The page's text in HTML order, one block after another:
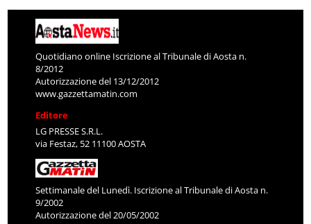
Quotidiano online Iscrizione al Tribunale di Aosta n.
8/2012
Autorizzazione del 13/12/2012
www.gazzettamatin.com
Editore
LG PRESSE S.R.L.
via Festaz, 52 11100 AOSTA
Settimanale del Lunedì. Iscrizione al Tribunale di Aosta n.
9/2002
Autorizzazione del 20/05/2002